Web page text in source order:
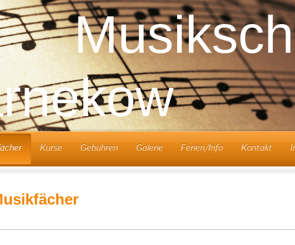
Kurse Gebühren Galerie Ferien/Info Kontakt